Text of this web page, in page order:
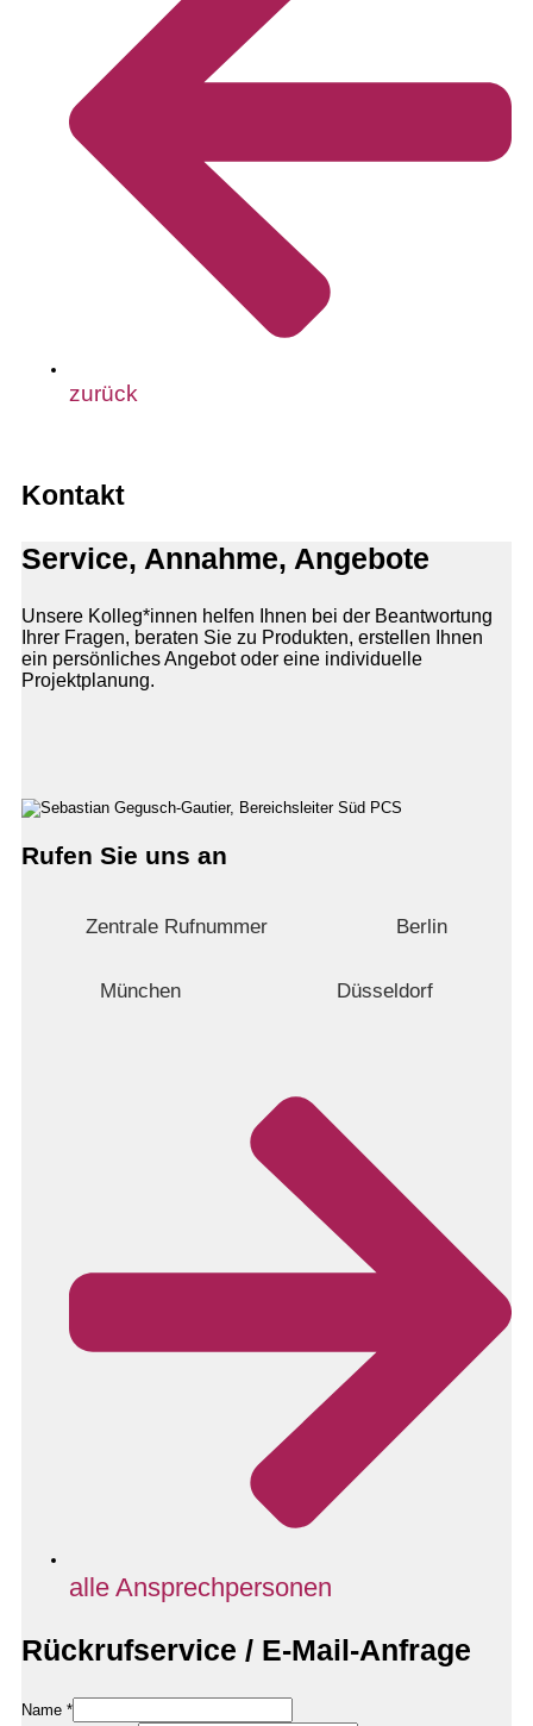
zurück
Kontakt
Service, Annahme, Angebote
Unsere Kolleg*innen helfen Ihnen bei der Beantwortung
Ihrer Fragen, beraten Sie zu Produkten, erstellen Ihnen
ein persönliches Angebot oder eine individuelle
Projektplanung.
Rufen Sie uns an
Zentrale Rufnummer Berlin
München Düsseldorf
alle Ansprechpersonen
Rückrufservice / E-Mail-Anfrage
Name *